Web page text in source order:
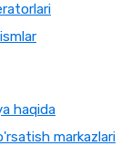
haqida
markazlari